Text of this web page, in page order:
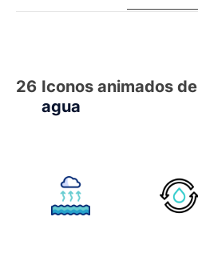
26 Iconos animados de
agua